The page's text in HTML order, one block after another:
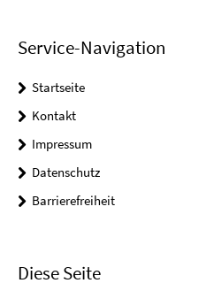
Service-Navigation
Startseite
Kontakt
Impressum
Datenschutz
Barrierefreiheit
Diese Seite